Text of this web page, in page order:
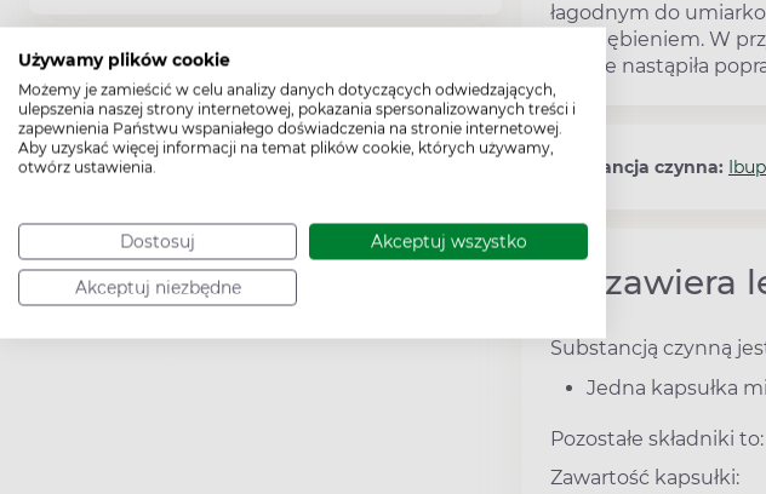
Używamy plików cookie
Możemy je zamieścić w celu analizy danych dotyczących odwiedzających,
ulepszenia naszej strony internetowej, pokazania spersonalizowanych treści i
zapewnienia Państwu wspaniałego doświadczenia na stronie internetowej.
Aby uzyskać więcej informacji na temat plików cookie, których używamy,
otwórz ustawienia.
Dostosuj Akceptuj wszystko
Akceptuj niezbędne
łagodnym do
przeziębieniem. W
dni nie nastąpiła
Substancja czynna:
Co zawiera
Substancją czynną
Jedna kapsułka
Pozostałe składniki to:
Zawartość kapsułki: